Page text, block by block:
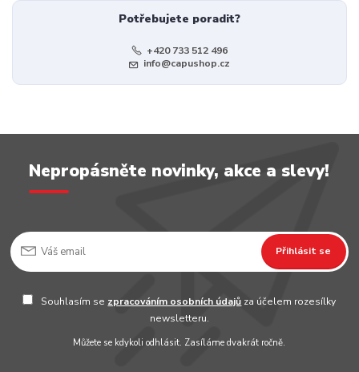
Potřebujete poradit?
+420 733 512 496
info@capushop.cz
Nepropásněte novinky, akce a slevy!
Přihlásit se
Souhlasím se zpracováním osobních údajů za účelem rozesílky
newsletteru.
Můžete se kdykoli odhlásit. Zasíláme dvakrát ročně.